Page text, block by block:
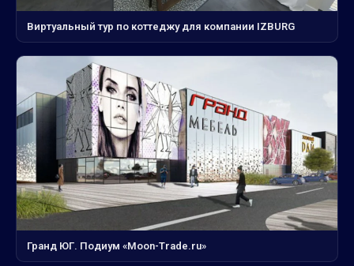
Виртуальный тур по коттеджу для компании IZBURG
Гранд ЮГ. Подиум «Moon-Trade.ru»